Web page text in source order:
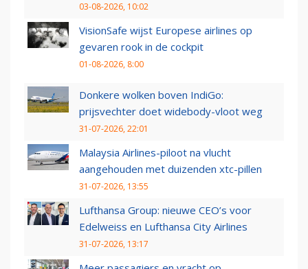
03-08-2026, 10:02
VisionSafe wijst Europese airlines op
gevaren rook in de cockpit
01-08-2026, 8:00
Donkere wolken boven IndiGo:
prijsvechter doet widebody-vloot weg
31-07-2026, 22:01
Malaysia Airlines-piloot na vlucht
aangehouden met duizenden xtc-pillen
31-07-2026, 13:55
Lufthansa Group: nieuwe CEO’s voor
Edelweiss en Lufthansa City Airlines
31-07-2026, 13:17